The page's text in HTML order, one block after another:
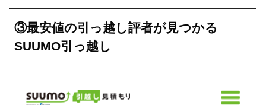
③最安値の引っ越し評者が見つかる
SUUMO引っ越し